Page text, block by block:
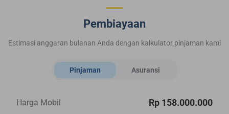
Pembiayaan
Estimasi anggaran bulanan Anda dengan kalkulator pinjaman kami
Pinjaman Asuransi
Harga Mobil Rp 158.000.000